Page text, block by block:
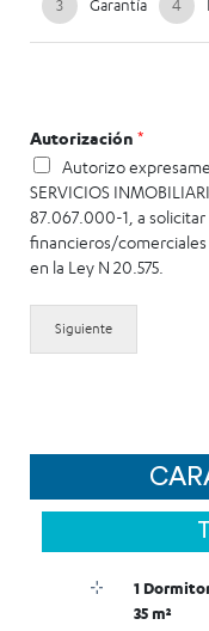
3 Garantía 4
Autorización *
Autorizo
SERVICIOS
87.067.000-1, a
financieros/
en la Ley N 20.575.
Siguiente
1
35 m²